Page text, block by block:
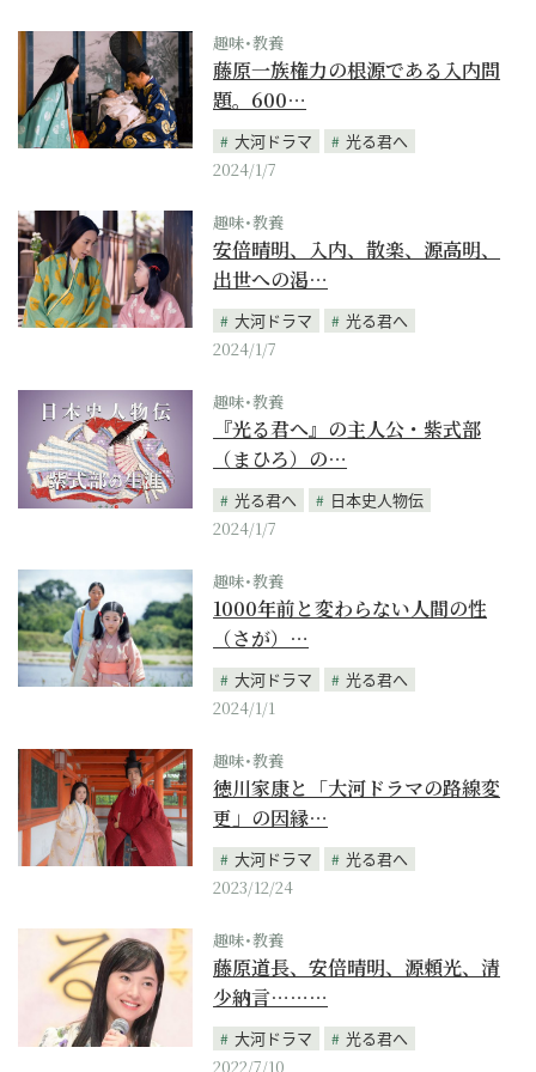
趣味･教養
藤原一族権力の根源である入内問
題。600…
大河ドラマ
光る君へ
2024/1/7
趣味･教養
安倍晴明、入内、散楽、源高明、
出世への渇…
大河ドラマ
光る君へ
2024/1/7
趣味･教養
『光る君へ』の主人公・紫式部
（まひろ）の…
光る君へ
日本史人物伝
2024/1/7
趣味･教養
1000年前と変わらない人間の性
（さが）…
大河ドラマ
光る君へ
2024/1/1
趣味･教養
徳川家康と「大河ドラマの路線変
更」の因縁…
大河ドラマ
光る君へ
2023/12/24
趣味･教養
藤原道長、安倍晴明、源頼光、清
少納言………
大河ドラマ
光る君へ
2022/7/10